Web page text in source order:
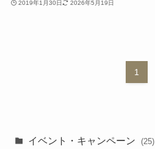
2019年1月30日 2026年5月19日
1
イベント・キャンペーン (25)